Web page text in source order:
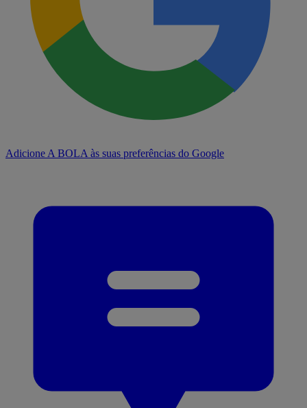
Adicione A BOLA às suas preferências do Google